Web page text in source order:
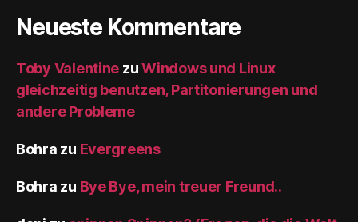
Neueste Kommentare
Toby Valentine zuWindows und Linux
gleichzeitig benutzen, Partitonierungen und
andere Probleme
Bohra zu Evergreens
Bohra zu Bye Bye, mein treuer Freund..